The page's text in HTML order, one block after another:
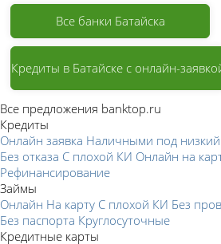
Все банки Батайска
Кредиты в Батайске с онлайн-
Все предложения banktop.ru
Кредиты
Онлайн заявка Наличными под
Без отказа С плохой КИ Онлайн на
Рефинансирование
Займы
Онлайн На карту С плохой КИ Без
Без паспорта Круглосуточные
Кредитные карты